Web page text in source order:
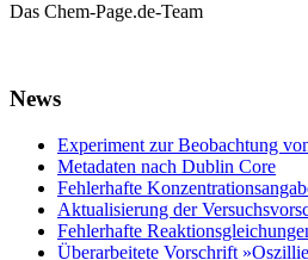
Das Chem-Page.de-Team
News
Experiment zur Beobachtung
Metadaten nach Dublin Core
Fehlerhafte
Aktualisierung der
Fehlerhafte
Überarbeitete Vorschrift